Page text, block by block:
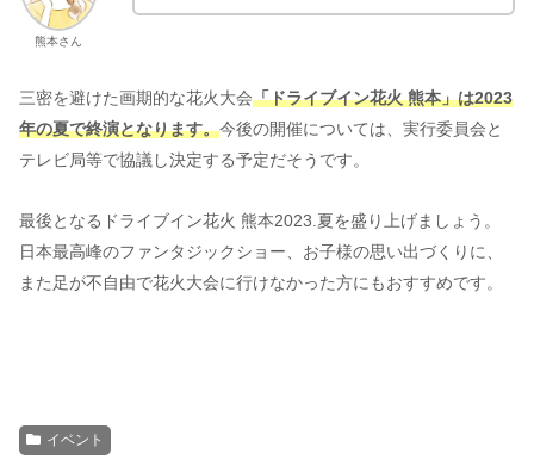
熊本さん
三密を避けた画期的な花火大会「ドライブイン花火 熊本」は2023
年の夏で終演となります。今後の開催については、実行委員会と
テレビ局等で協議し決定する予定だそうです。
最後となるドライブイン花火 熊本2023.夏を盛り上げましょう。
日本最高峰のファンタジックショー、お子様の思い出づくりに、
また足が不自由で花火大会に行けなかった方にもおすすめです。
イベント